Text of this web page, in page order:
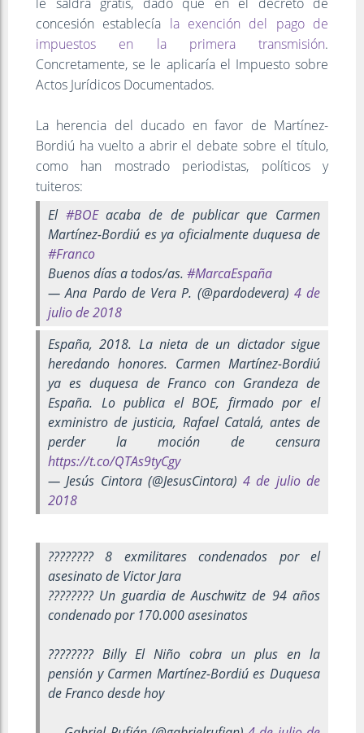
concesión establecía la exención del pago de
impuestos en la primera transmisión.
Concretamente, se le aplicaría el Impuesto sobre
Actos Jurídicos Documentados.
La herencia del ducado en favor de Martínez-
Bordiú ha vuelto a abrir el debate sobre el título,
como han mostrado periodistas, políticos y
tuiteros:
El #BOEacaba de de publicar que Carmen
Martínez-Bordiú es ya oficialmente duquesa de
#Franco
Buenos días a todos/as. #MarcaEspaña
— Ana Pardo de Vera P. (@pardodevera) 4 de
julio de 2018
España, 2018. La nieta de un dictador sigue
heredando honores. Carmen Martínez-Bordiú
ya es duquesa de Franco con Grandeza de
España. Lo publica el BOE, firmado por el
exministro de justicia, Rafael Catalá, antes de
perder la moción de censura
https://t.co/QTAs9tyCgy
— Jesús Cintora (@JesusCintora)4 de julio de
2018
???????? 8 exmilitares condenados por el
asesinato de Victor Jara
???????? Un guardia de Auschwitz de 94 años
condenado por 170.000 asesinatos
???????? Billy El Niño cobra un plus en la
pensión y Carmen Martínez-Bordiú es Duquesa
de Franco desde hoy